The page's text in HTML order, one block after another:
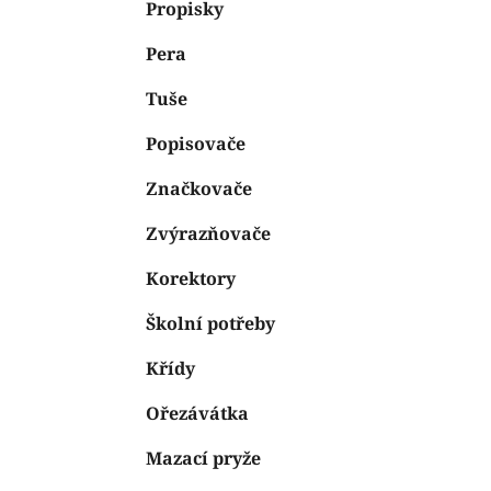
Propisky
Pera
Tuše
Popisovače
Značkovače
Zvýrazňovače
Korektory
Školní potřeby
Křídy
Ořezávátka
Mazací pryže